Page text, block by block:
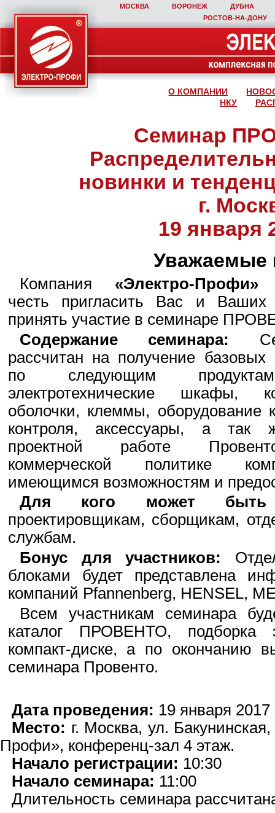
МОСКВА ВОРОНЕЖ
ДУБНА
РОСТОВ‑НА‑ДОНУ
О КОМПАНИИ
НКУ
Семинар
новинки и
г.
19 января
Уважаемые
Компания «Электро-Профи»
честь пригласить Вас и Ваших
принять участие в семинаре
Содержание семинара:
рассчитан на получение базовых
по следующим
электротехнические шкафы,
оболочки, клеммы, оборудование
контроля, аксессуары, а так
проектной работе
коммерческой политике
имеющимся возможностям и
Для кого может быть
проектировщикам, сборщикам,
службам.
Бонус для участников:
блоками будет представлена
компаний Pfannenberg, HENSEL,
Всем участникам семинара
каталог ПРОВЕНТО, подборка
компакт-диске, а по окончанию
семинара Провенто.
Дата проведения: 19 января 2017
Место: г. Москва, ул.
Профи», конференц-зал 4 этаж.
Начало регистрации: 10:30
Начало семинара: 11:00
Длительность семинара